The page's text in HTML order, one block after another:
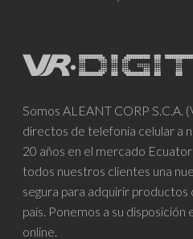
Somos ALEANT CORP
directos de telefonía celular a
20 años en el mercado
todos nuestros clientes una
segura para adquirir productos
país. Ponemos a su
online.